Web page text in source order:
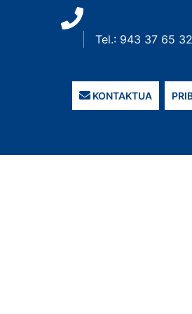
Tel.: 943 37 65 32
KONTAKTUA